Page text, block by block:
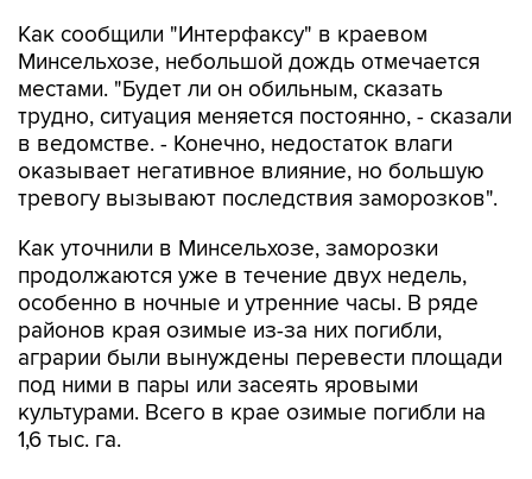
Как сообщили "Интерфаксу" в краевом
Минсельхозе, небольшой дождь отмечается
местами. "Будет ли он обильным, сказать
трудно, ситуация меняется постоянно, - сказали
в ведомстве. - Конечно, недостаток влаги
оказывает негативное влияние, но большую
тревогу вызывают последствия заморозков".
Как уточнили в Минсельхозе, заморозки
продолжаются уже в течение двух недель,
особенно в ночные и утренние часы. В ряде
районов края озимые из-за них погибли,
аграрии были вынуждены перевести площади
под ними в пары или засеять яровыми
культурами. Всего в крае озимые погибли на
1,6 тыс. га.